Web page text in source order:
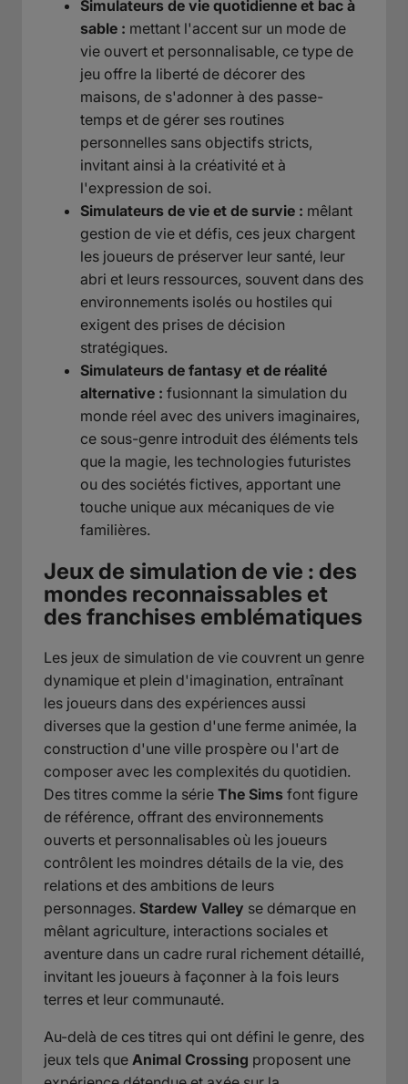
Simulateurs de vie quotidienne et bac à
sable : mettant l'accent sur un mode de
vie ouvert et personnalisable, ce type de
jeu offre la liberté de décorer des
maisons, de s'adonner à des passe-
temps et de gérer ses routines
personnelles sans objectifs stricts,
invitant ainsi à la créativité et à
l'expression de soi.
Simulateurs de vie et de survie : mêlant
gestion de vie et défis, ces jeux chargent
les joueurs de préserver leur santé, leur
abri et leurs ressources, souvent dans des
environnements isolés ou hostiles qui
exigent des prises de décision
stratégiques.
Simulateurs de fantasy et de réalité
alternative : fusionnant la simulation du
monde réel avec des univers imaginaires,
ce sous-genre introduit des éléments tels
que la magie, les technologies futuristes
ou des sociétés fictives, apportant une
touche unique aux mécaniques de vie
familières.
Jeux de simulation de vie : des
mondes reconnaissables et
des franchises emblématiques
Les jeux de simulation de vie couvrent un genre
dynamique et plein d'imagination, entraînant
les joueurs dans des expériences aussi
diverses que la gestion d'une ferme animée, la
construction d'une ville prospère ou l'art de
composer avec les complexités du quotidien.
Des titres comme la série The Sims font figure
de référence, offrant des environnements
ouverts et personnalisables où les joueurs
contrôlent les moindres détails de la vie, des
relations et des ambitions de leurs
personnages. Stardew Valley se démarque en
mêlant agriculture, interactions sociales et
aventure dans un cadre rural richement détaillé,
invitant les joueurs à façonner à la fois leurs
terres et leur communauté.
Au-delà de ces titres qui ont défini le genre, des
jeux tels que Animal Crossing proposent une